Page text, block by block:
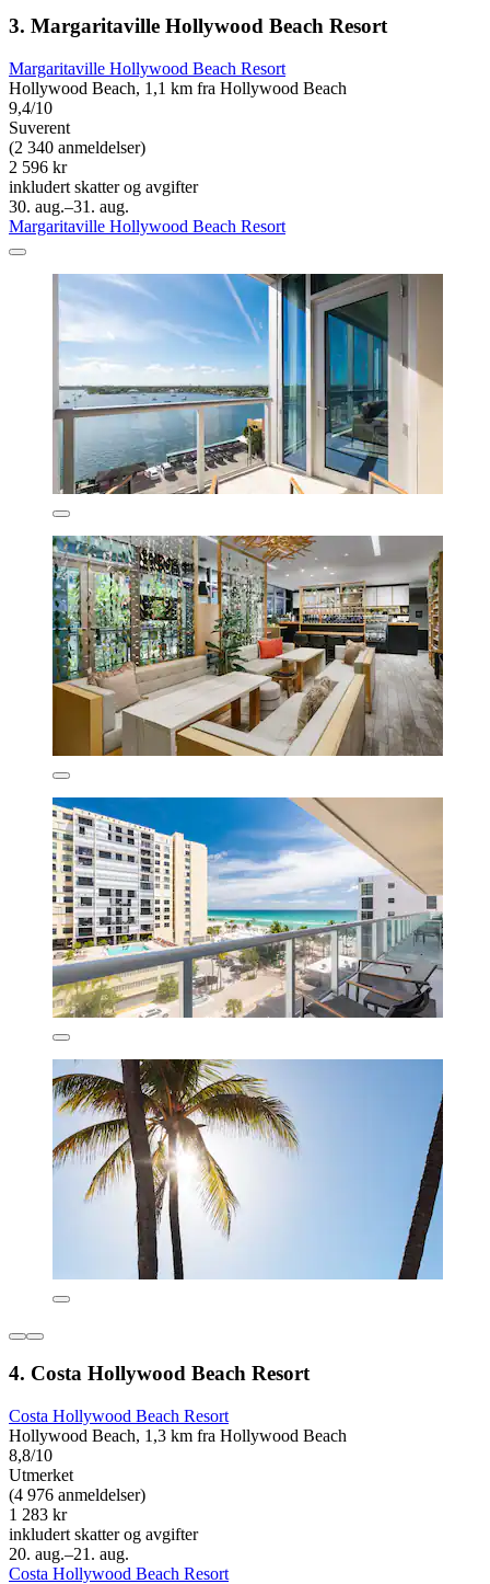
3. Margaritaville Hollywood Beach Resort
Margaritaville Hollywood Beach Resort
Hollywood Beach, 1,1 km fra Hollywood Beach
9,4/10
Suverent
(2 340 anmeldelser)
2 596 kr
inkludert skatter og avgifter
30. aug.–31. aug.
Margaritaville Hollywood Beach Resort
4. Costa Hollywood Beach Resort
Costa Hollywood Beach Resort
Hollywood Beach, 1,3 km fra Hollywood Beach
8,8/10
Utmerket
(4 976 anmeldelser)
1 283 kr
inkludert skatter og avgifter
20. aug.–21. aug.
Costa Hollywood Beach Resort